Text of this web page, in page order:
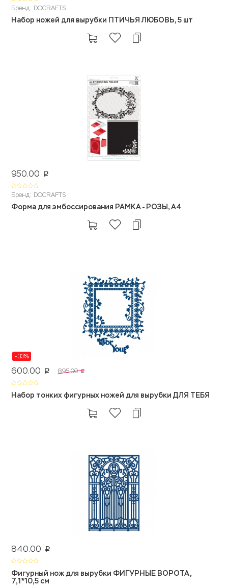
Бренд: DOCRAFTS
Набор ножей для вырубки ПТИЧЬЯ ЛЮБОВЬ, 5 шт
950.00 p
Бренд: DOCRAFTS
Форма для эмбоссирования РАМКА - РОЗЫ, А4
-33%
600.00 p 895.00 p
Набор тонких фигурных ножей для вырубки ДЛЯ ТЕБЯ
840.00 p
Фигурный нож для вырубки ФИГУРНЫЕ ВОРОТА,
7,1*10,5 cм